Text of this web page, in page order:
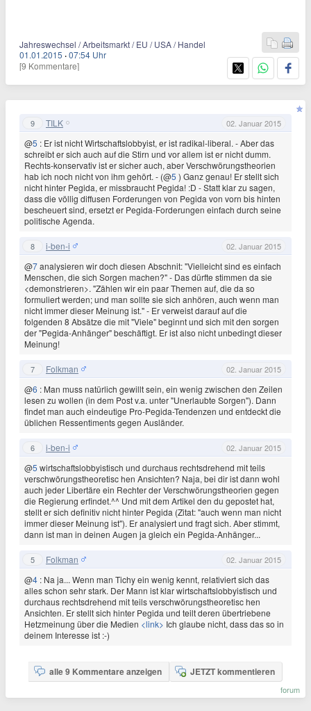
Jahreswechsel / Arbeitsmarkt / EU / USA / Handel
01.01.2015 ·07:54 Uhr
[9 Kommentare]
9 TILK 02. Januar 2015
@5 : Er ist nicht Wirtschaftslobbyist, er ist radikal-liberal. - Aber das
schreibt er sich auch auf die Stirn und vor allem ist er nicht dumm.
Rechts-konservativ ist er sicher auch, aber Verschwörungstheorien
hab ich noch nicht von ihm gehört. - (@5 ) Ganz genau! Er stellt sich
nicht hinter Pegida, er missbraucht Pegida! :D - Statt klar zu sagen,
dass die völlig diffusen Forderungen von Pegida von vorn bis hinten
bescheuert sind, ersetzt er Pegida-Forderungen einfach durch seine
politische Agenda.
8 i-ben-i 02. Januar 2015
@7analysieren wir doch diesen Abschnit: "Vielleicht sind es einfach
Menschen, die sich Sorgen machen?" - Das dürfte stimmen da sie
<demonstrieren>. "Zählen wir ein paar Themen auf, die da so
formuliert werden; und man sollte sie sich anhören, auch wenn man
nicht immer dieser Meinung ist." - Er verweist darauf auf die
folgenden 8 Absätze die mit "Viele" beginnt und sich mit den sorgen
der "Pegida-Anhänger" beschäftigt. Er ist also nicht unbedingt dieser
Meinung!
7 Folkman 02. Januar 2015
@6 : Man muss natürlich gewillt sein, ein wenig zwischen den Zeilen
lesen zu wollen (in dem Post v.a. unter "Unerlaubte Sorgen"). Dann
findet man auch eindeutige Pro-Pegida-Tendenzen und entdeckt die
üblichen Ressentiments gegen Ausländer.
6 i-ben-i 02. Januar 2015
@5 wirtschaftslobbyistisch und durchaus rechtsdrehend mit teils
verschwörungstheoretisc hen Ansichten? Naja, bei dir ist dann wohl
auch jeder Libertäre ein Rechter der Verschwörungstheorien gegen
die Regierung erfindet.^^ Und mit dem Artikel den du gepostet hat,
stellt er sich definitiv nicht hinter Pegida (Zitat: "auch wenn man nicht
immer dieser Meinung ist"). Er analysiert und fragt sich. Aber stimmt,
dann ist man in deinen Augen ja gleich ein Pegida-Anhänger...
5 Folkman 02. Januar 2015
@4 : Na ja... Wenn man Tichy ein wenig kennt, relativiert sich das
alles schon sehr stark. Der Mann ist klar wirtschaftslobbyistisch und
durchaus rechtsdrehend mit teils verschwörungstheoretisc hen
Ansichten. Er stellt sich hinter Pegida und teilt deren übertriebene
Hetzmeinung über die Medien <link> Ich glaube nicht, dass das so in
deinem Interesse ist :-)
alle 9 Kommentare anzeigen JETZT kommentieren
forum